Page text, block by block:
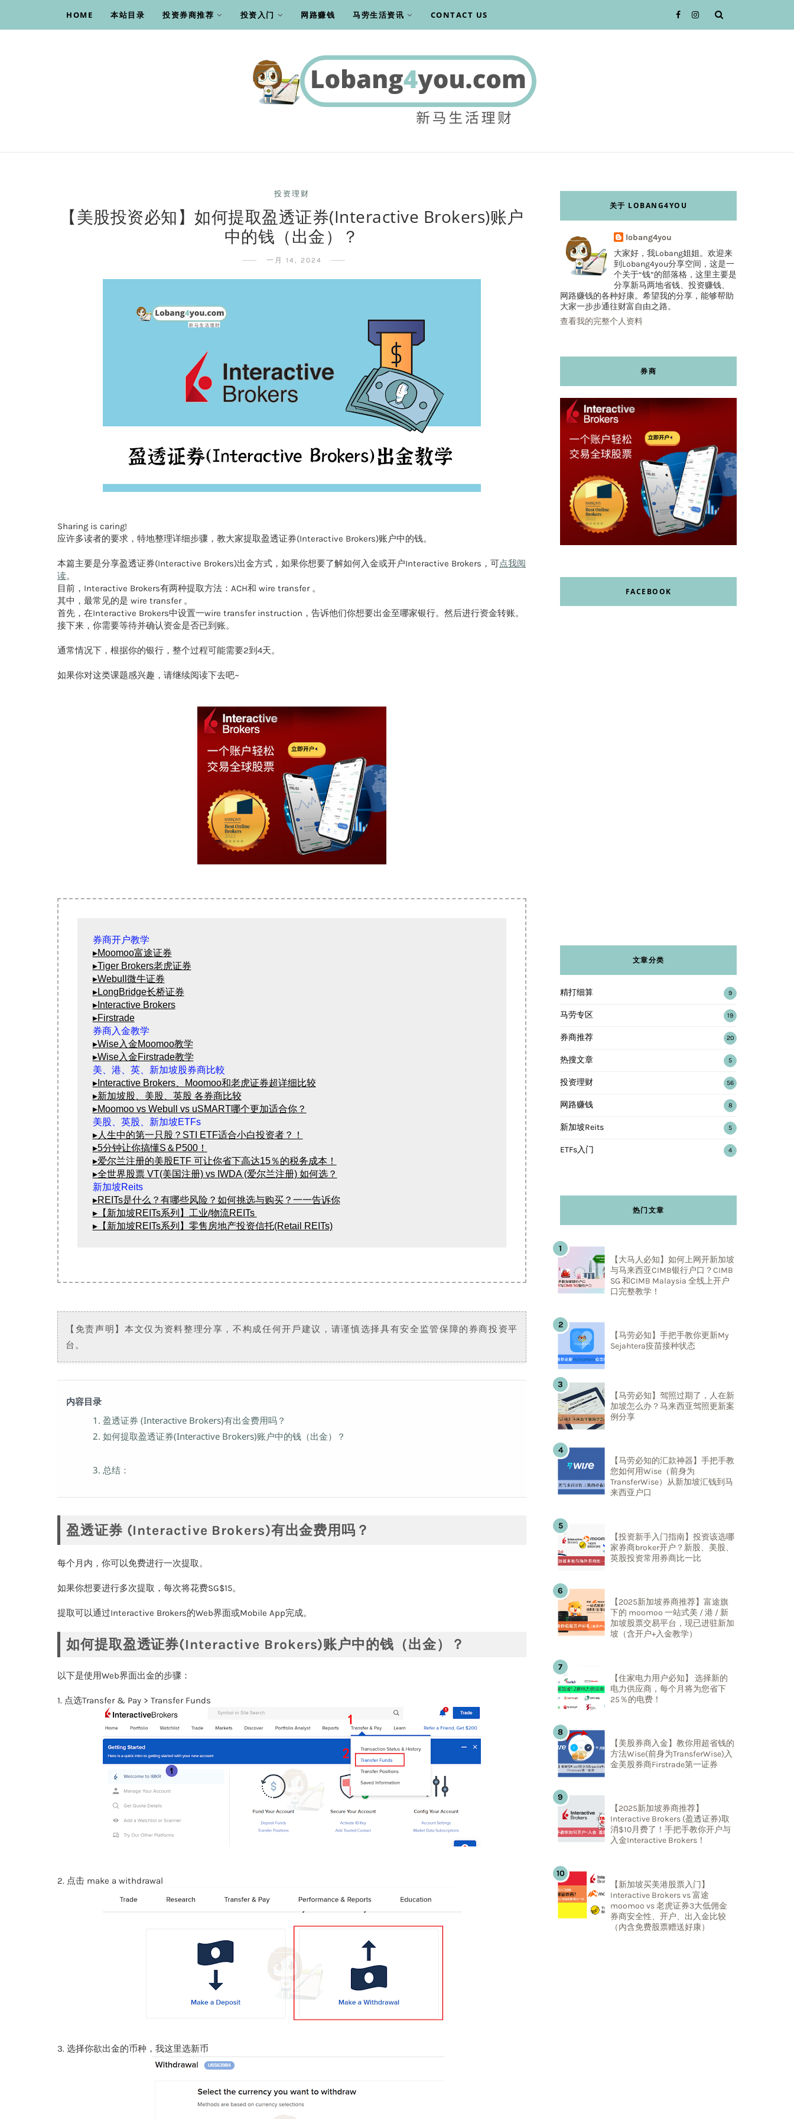
HOME 本站目录 投资券商推荐 投资入门 网路赚钱 马劳生活资讯 CONTACT US
投资理财
【美股投资必知】如何提取盈透证券(Interactive Brokers)账户
中的钱（出金）？
一月 14, 2024
Sharing is caring!
应许多读者的要求，特地整理详细步骤，教大家提取盈透证券(Interactive Brokers)账户中的钱。
本篇主要是分享盈透证券(Interactive Brokers)出金方式，如果你想要了解如何入金或开户Interactive Brokers，可点我阅
读。
目前，Interactive Brokers有两种提取方法：ACH和 wire transfer 。
其中，最常见的是 wire transfer 。
首先，在Interactive Brokers中设置一wire transfer instruction，告诉他们你想要出金至哪家银行。然后进行资金转账。
接下来，你需要等待并确认资金是否已到账。
通常情况下，根据你的银行，整个过程可能需要2到4天。
如果你对这类课题感兴趣，请继续阅读下去吧~
▸Moomoo富途证券
▸Tiger Brokers老虎证券
▸Webull微牛证券
▸LongBridge长桥证券
▸Interactive Brokers
▸Firstrade
▸Wise入金Moomoo教学
▸Wise入金Firstrade教学
▸Interactive Brokers、Moomoo和老虎证券超详细比较
▸新加坡股、美股、英股 各券商比较
▸Moomoo vs Webull vs uSMART哪个更加适合你？
美股、英股、新加坡ETFs
▸人生中的第一只股？STI ETF适合小白投资者？！
▸5分钟让你搞懂S＆P500！
▸爱尔兰注册的美股ETF 可让你省下高达15％的税务成本！
▸全世界股票 VT(美国注册) vs IWDA (爱尔兰注册) 如何选？
新加坡Reits
▸REITs是什么？有哪些风险？如何挑选与购买？一一告诉你
▸【新加坡REITs系列】工业/物流REITs
▸【新加坡REITs系列】零售房地产投资信托(Retail REITs)
【免责声明】本文仅为资料整理分享，不构成任何开戶建议，请谨慎选择具有安全监管保障的券商投资平
台。
内容目录
1. 盈透证券 (Interactive Brokers)有出金费用吗？
2. 如何提取盈透证券(Interactive Brokers)账户中的钱（出金）？
3. 总结：
盈透证券 (Interactive Brokers)有出金费用吗？
每个月内，你可以免费进行一次提取。
如果你想要进行多次提取，每次将花费SG$15。
提取可以通过Interactive Brokers的Web界面或Mobile App完成。
如何提取盈透证券(Interactive Brokers)账户中的钱（出金）？
以下是使用Web界面出金的步骤：
1. 点选Transfer & Pay > Transfer Funds
2. 点击 make a withdrawal
3. 选择你欲出金的币种，我这里选新币
关于 LOBANG4YOU
lobang4you
大家好，我Lobang姐姐。欢迎来
到Lobang4you分享空间，这是一
个关于“钱”的部落格，这里主要是
分享新马两地省钱、投资赚钱、
网路赚钱的各种好康。希望我的分享，能够帮助
大家一步步通往财富自由之路。
查看我的完整个人资料
券商
FACEBOOK
文章分类
精打细算 9
马劳专区 19
券商推荐 20
热搜文章 5
投资理财 56
网路赚钱 8
新加坡Reits 5
ETFs入门 4
热门文章
【大马人必知】如何上网开新加坡
与马来西亚CIMB银行户口？CIMB
SG 和CIMB Malaysia 全线上开户
口完整教学！
【马劳必知】手把手教你更新My
Sejahtera疫苗接种状态
【马劳必知】驾照过期了，人在新
加坡怎么办？马来西亚驾照更新案
例分享
【马劳必知的汇款神器】手把手教
您如何用Wise（前身为
TransferWise）从新加坡汇钱到马
来西亚户口
【投资新手入门指南】投资该选哪
家券商broker开户？新股、美股、
英股投资常用券商比一比
【2025新加坡券商推荐】富途旗
下的 moomoo 一站式美 / 港 / 新
加坡股票交易平台，现已进驻新加
坡（含开户+入金教学）
【住家电力用户必知】 选择新的
电力供应商，每个月将为您省下
25％的电费！
【美股券商入金】教你用超省钱的
方法Wise(前身为TransferWise)入
金美股券商Firstrade第一证券
【2025新加坡券商推荐】
Interactive Brokers (盈透证券)取
消$10月费了！手把手教你开户与
入金Interactive Brokers！
【新加坡买美港股票入门】
Interactive Brokers vs 富途
moomoo vs 老虎证券3大低佣金
券商安全性、开户、出入金比较
（內含免费股票赠送好康）